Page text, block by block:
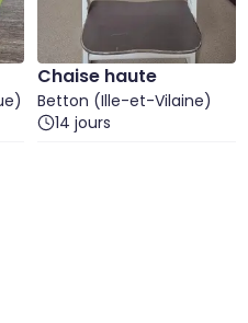
Chaise haute
Betton (Ille-et-Vilaine)
14 jours